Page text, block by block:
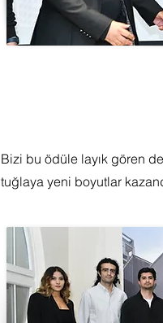
Bizi bu ödüle layık gören
tuğlaya yeni boyutlar